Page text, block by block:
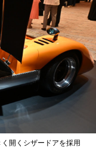
開くシザードアを採用